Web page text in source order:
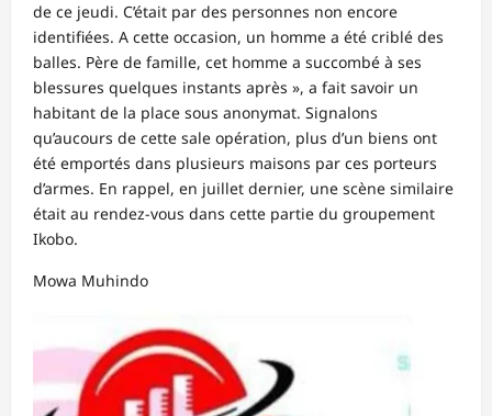
de ce jeudi. C’était par des personnes non encore
identifiées. A cette occasion, un homme a été criblé des
balles. Père de famille, cet homme a succombé à ses
blessures quelques instants après », a fait savoir un
habitant de la place sous anonymat. Signalons
qu’aucours de cette sale opération, plus d’un biens ont
été emportés dans plusieurs maisons par ces porteurs
d’armes. En rappel, en juillet dernier, une scène similaire
était au rendez-vous dans cette partie du groupement
Ikobo.
Mowa Muhindo